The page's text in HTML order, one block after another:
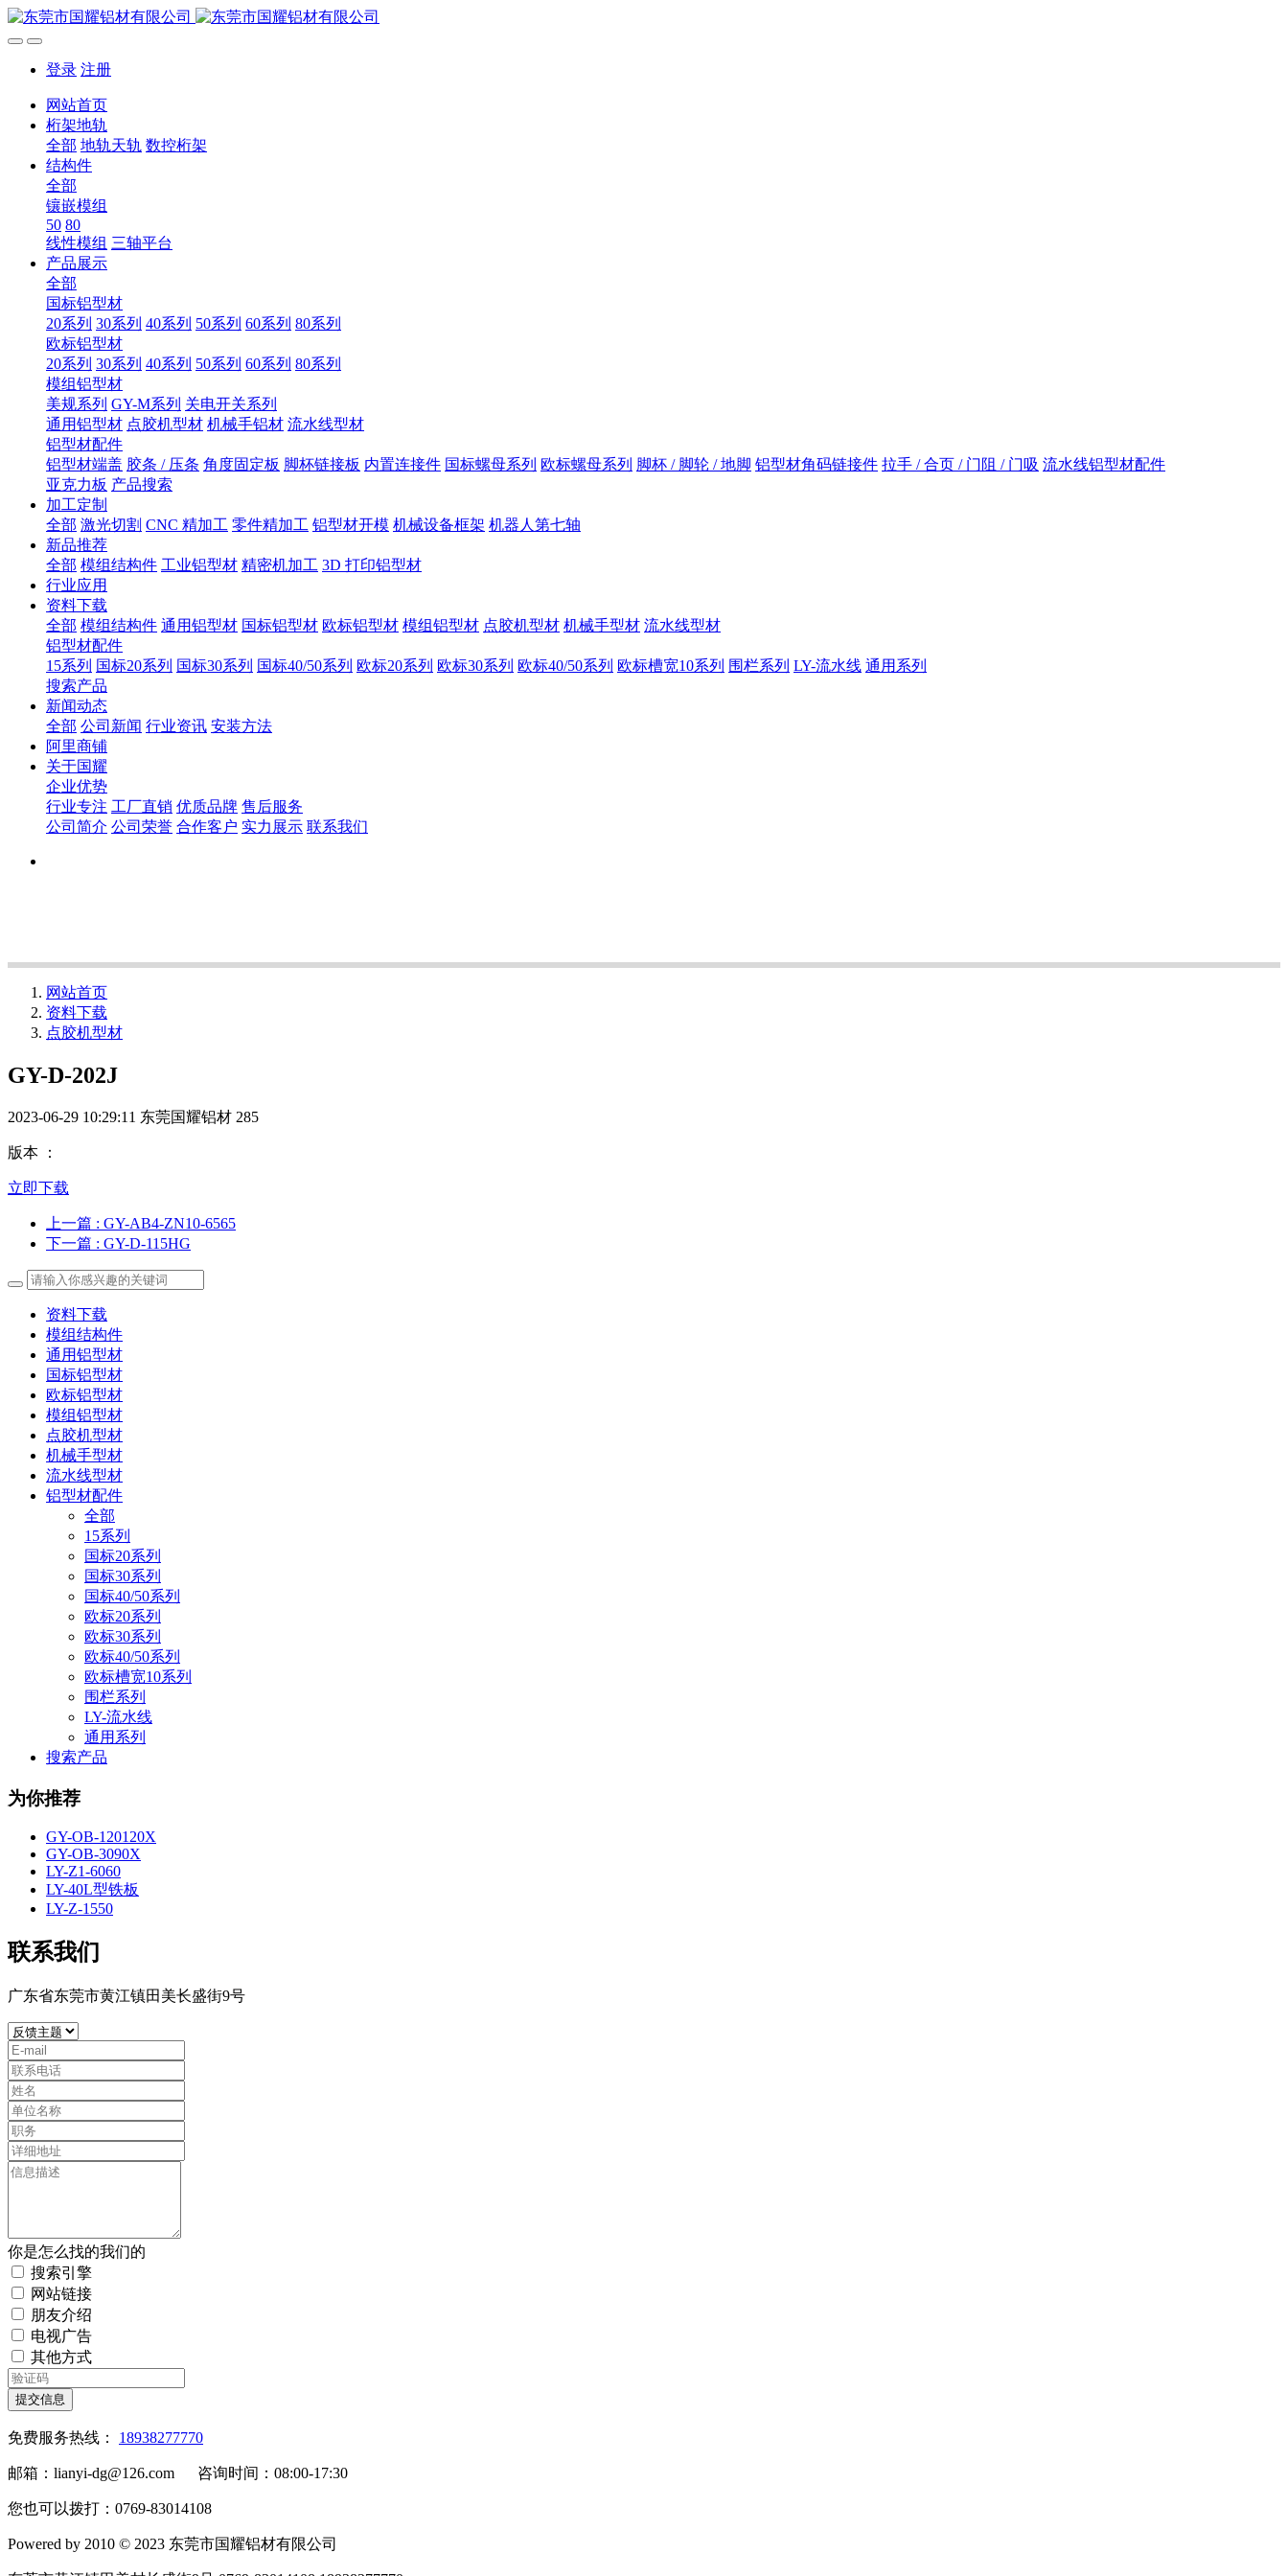
登录 注册
网站首页
桁架地轨
全部 地轨天轨 数控桁架
结构件
全部
镶嵌模组
50 80
线性模组 三轴平台
产品展示
全部
国标铝型材
20系列 30系列 40系列 50系列 60系列 80系列
欧标铝型材
20系列 30系列 40系列 50系列 60系列 80系列
模组铝型材
美规系列 GY-M系列 关电开关系列
通用铝型材 点胶机型材 机械手铝材 流水线型材
铝型材配件
铝型材端盖 胶条 / 压条 角度固定板 脚杯链接板 内置连接件 国标螺母系列 欧标螺母系列 脚杯 / 脚轮 / 地脚 铝型材角码链接件 拉手 / 合页 / 门阻 / 门吸 流水线铝型材配件
亚克力板 产品搜索
加工定制
全部 激光切割 CNC 精加工 零件精加工 铝型材开模 机械设备框架 机器人第七轴
新品推荐
全部 模组结构件 工业铝型材 精密机加工 3D 打印铝型材
行业应用
资料下载
全部 模组结构件 通用铝型材 国标铝型材 欧标铝型材 模组铝型材 点胶机型材 机械手型材 流水线型材
铝型材配件
15系列 国标20系列 国标30系列 国标40/50系列 欧标20系列 欧标30系列 欧标40/50系列 欧标槽宽10系列 围栏系列 LY-流水线 通用系列
搜索产品
新闻动态
全部 公司新闻 行业资讯 安装方法
阿里商铺
关于国耀
企业优势
行业专注 工厂直销 优质品牌 售后服务
公司简介 公司荣誉 合作客户 实力展示 联系我们
网站首页
资料下载
点胶机型材
GY-D-202J
2023-06-29 10:29:11 东莞国耀铝材 285
版本 ：
立即下载
上一篇 : GY-AB4-ZN10-6565
下一篇 : GY-D-115HG
资料下载
模组结构件
通用铝型材
国标铝型材
欧标铝型材
模组铝型材
点胶机型材
机械手型材
流水线型材
铝型材配件
全部
15系列
国标20系列
国标30系列
国标40/50系列
欧标20系列
欧标30系列
欧标40/50系列
欧标槽宽10系列
围栏系列
LY-流水线
通用系列
搜索产品
为你推荐
GY-OB-120120X
GY-OB-3090X
LY-Z1-6060
LY-40L型铁板
LY-Z-1550
联系我们
广东省东莞市黄江镇田美长盛街9号
你是怎么找的我们的
搜索引擎
网站链接
朋友介绍
电视广告
其他方式
提交信息
免费服务热线： 18938277770
邮箱：lianyi-dg@126.com 咨询时间：08:00-17:30
您也可以拨打：0769-83014108
Powered by 2010 © 2023 东莞市国耀铝材有限公司